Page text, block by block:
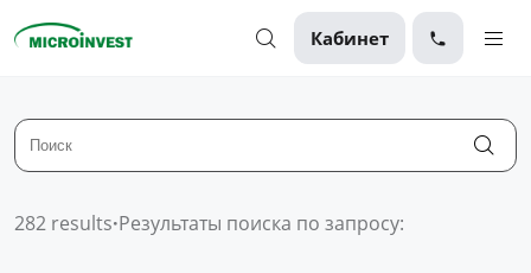
Кабинет
Персональные
Для бизнеса
О компании
282 results·Результаты поиска по запросу: